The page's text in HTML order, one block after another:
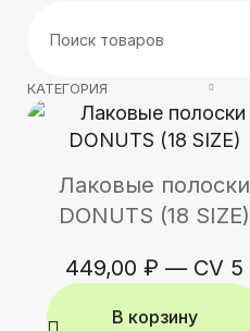
КАТЕГОРИЯ
Лаковые полоски
DONUTS (18 SIZE)
449,00₽ — CV 5
В корзину